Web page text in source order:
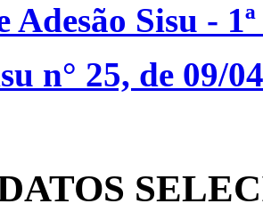
Adesão Sisu -
n° 25, de 09/